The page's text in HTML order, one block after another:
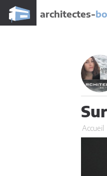
architectes-
Accueil